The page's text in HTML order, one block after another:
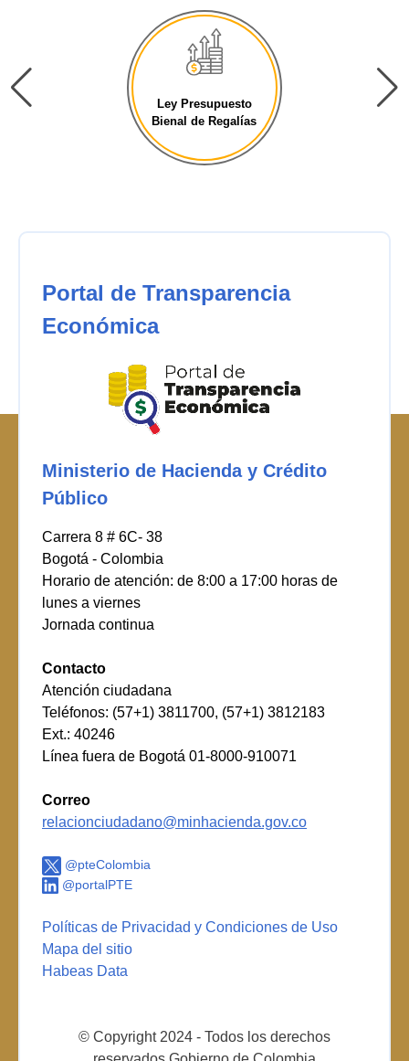
Ley Presupuesto
Bienal de Regalías
Portal de Transparencia
Económica
Ministerio de Hacienda y Crédito
Público
Carrera 8 # 6C- 38
Bogotá - Colombia
Horario de atención: de 8:00 a 17:00 horas de
lunes a viernes
Jornada continua
Contacto
Atención ciudadana
Teléfonos: (57+1) 3811700, (57+1) 3812183
Ext.: 40246
Línea fuera de Bogotá 01-8000-910071
Correo
relacionciudadano@minhacienda.gov.co
@pteColombia
@portalPTE
Políticas de Privacidad y Condiciones de Uso
Mapa del sitio
Habeas Data
© Copyright 2024 - Todos los derechos